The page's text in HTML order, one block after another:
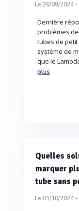
Le 26/09/2024 -
Dernière
problèmes
tubes de
système de
que le
plus
Quelles
marquer
tube sans
Le 01/10/2024 -